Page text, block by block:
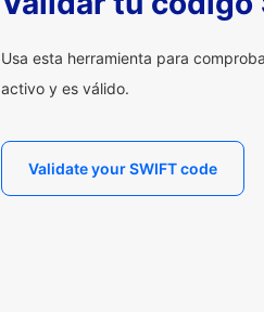
Usa esta herramienta para
activo y es válido.
Validate your SWIFT code